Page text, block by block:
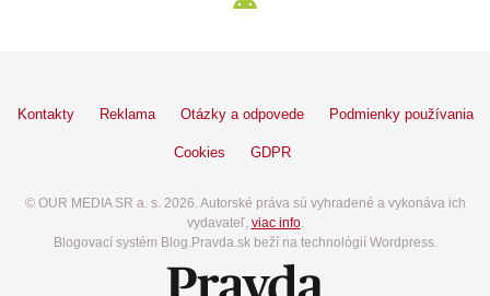
Kontakty Reklama Otázky a odpovede Podmienky používania
Cookies GDPR
© OUR MEDIA SR a. s. 2026. Autorské práva sú vyhradené a vykonáva ich
vydavateľ, viac info.
Blogovací systém Blog.Pravda.sk beží na technológií Wordpress.